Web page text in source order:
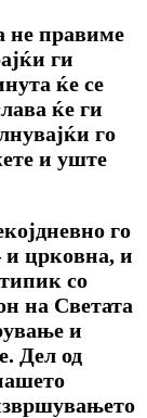
не правиме
ги
ќе се
ќе ги
го
и уште
го
и црковна, и
со
на Светата
и
Дел од